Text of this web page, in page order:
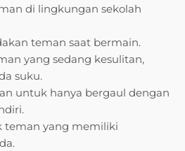
di lingkungan sekolah
teman saat bermain.
yang sedang kesulitan,
suku.
untuk hanya bergaul dengan
teman yang memiliki